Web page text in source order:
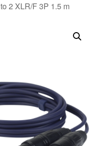
2 XLR/F 3P 1.5 m